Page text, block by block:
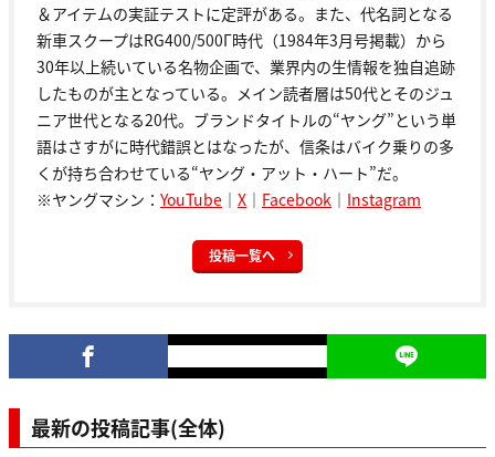
＆アイテムの実証テストに定評がある。また、代名詞となる
新車スクープはRG400/500Γ時代（1984年3月号掲載）から
30年以上続いている名物企画で、業界内の生情報を独自追跡
したものが主となっている。メイン読者層は50代とそのジュ
ニア世代となる20代。ブランドタイトルの“ヤング”という単
語はさすがに時代錯誤とはなったが、信条はバイク乗りの多
くが持ち合わせている“ヤング・アット・ハート”だ。
※ヤングマシン： YouTube ｜ X ｜ Facebook ｜ Instagram
投稿一覧へ
最新の投稿記事(全体)